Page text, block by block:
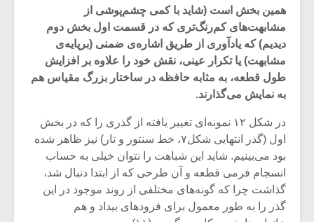
همین بخش است (شاید با کمی چشم‌پوشی از
مشابهت‌های کم‌رنگ‌تری که در قسمت اول بخش دوم
دیدیم) که یادآوری از طریق اشاره‌ی ضمنی (برپایه‌ی
مشابهت) یا تکرار عینی، نقش خود را علاوه بر افزایش
طول قطعه، به مثابه حافظه‌ در ساختار بزرگ مقیاس هم
به نمایش می‌گذارند.
در شکل ۱۲ نمونه‌ای تغییر یافته از گذری را که در بخش
اول (گذر انتهایی شکل۷، خط سنتور و تار) نیز ظاهر شده
بود می‌بینیم. شاید این شباهت را نتوان خیلی به حساب
انسجام فرمی قطعه و آن طرحی که از ابتدا دنبال شد،
گذاشت چرا که گونه‌های مختلفی از روند موجود در این
گذر را به طور معمول برای فرودهای بیداد و هم‌